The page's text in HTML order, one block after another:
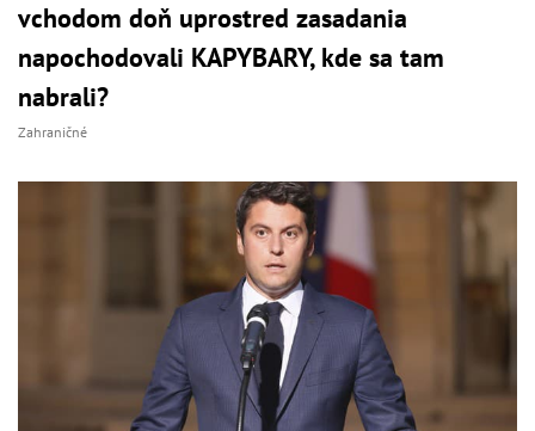
vchodom doň uprostred zasadania
napochodovali KAPYBARY, kde sa tam
nabrali?
Zahraničné